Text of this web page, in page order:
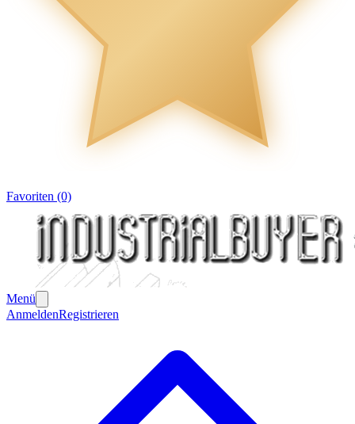
Favoriten (0)
Menü
AnmeldenRegistrieren